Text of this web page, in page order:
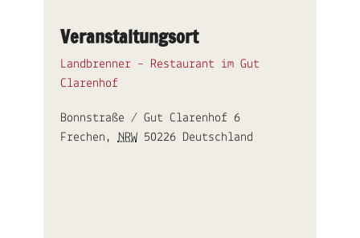
Veranstaltungsort
Landbrenner – Restaurant im Gut
Clarenhof
Bonnstraße / Gut Clarenhof 6
Frechen, NRW 50226 Deutschland